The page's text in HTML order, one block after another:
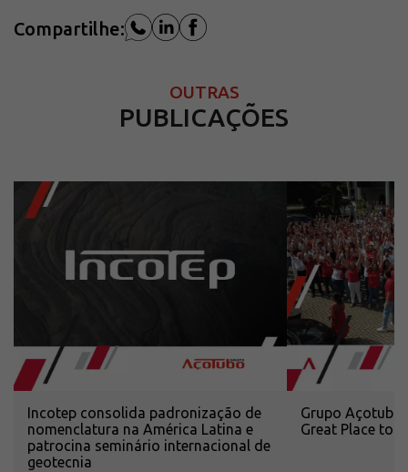
Compartilhe:
OUTRAS
PUBLICAÇÕES
Incotep consolida padronização de
nomenclatura na América Latina e
patrocina seminário internacional de
geotecnia
Grupo Açotubo
Great Place to